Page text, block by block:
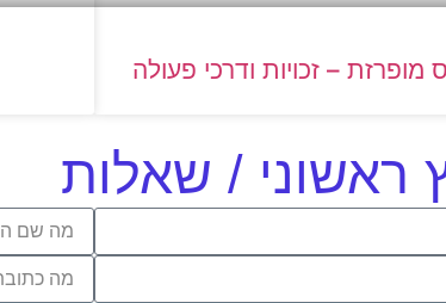
– זכויות ודרכי פעולה
ראשוני / שאלות